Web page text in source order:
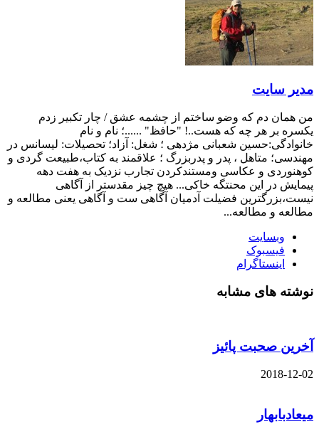
مدیر سایت
من همان دم که وضو ساختم از چشمه عشق / چار تکبیر زدم
یکسره بر هر چه که هست..! "حافظ" ......؛ نام و نام
خانوادگی:حسین شعبانی مژدهی ؛ شغل: آزاد؛ تحصیلات: لیسانس در
مهندسی؛ متاهل ، پدر و پدربزرگ ؛ علاقمند به کتاب،طبیعت گردی و
کوهنوردی و عکاسی ومستندکردن تجارب نزدیک به هفت دهه
پیمایش در این محنتگه خاکی... هیچ چیز مقدستر از آگاهی
نیست،بزرگترین فضیلت آدمیان آگاهی ست و آگاهی یعنی مطالعه و
مطالعه و مطالعه...
وبسایت
فیسبوک
اینستاگرام
نوشته های مشابه
آخرین صحبت پائیز
2018-12-02
میعادبابهار